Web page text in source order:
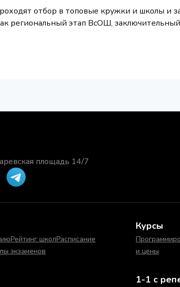
отбор в топовые кружки и школы и
региональный этап ВсОШ,
площадь 14/7
Рейтинг школРасписание
экзаменов
Курсы
и цены
1-1 с